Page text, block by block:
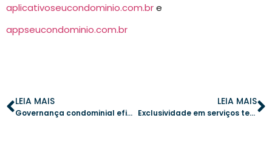
aplicativoseucondominio.com.bre
appseucondominio.com.br
LEIA MAIS
Governança condominial eficiente para grandes condomínios
LEIA MAIS
Exclusividade em serviços terceirizados: escolha estratégica ou risco desnecessário?